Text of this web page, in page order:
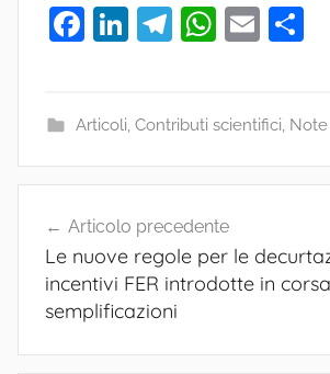
F
e
b
o
o
k
Li
e
dI
n
T
gr
a
m
W
s
A
p
p
E
l
vi
Articoli Contributi scientifici Note
articoli
Articolo precedente
Le nuove regole per le
incentivi FER introdotte in
semplificazioni